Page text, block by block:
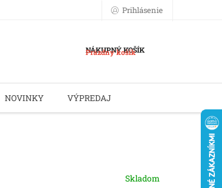
Prihlásenie
NÁKUPNÝ KOŠÍK
Prázdny košík
NOVINKY VÝPREDAJ
Skladom